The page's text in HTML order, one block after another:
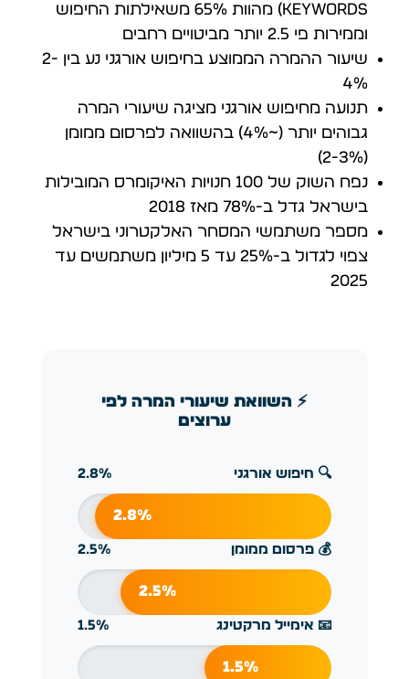
keywords) מהוות 65% משאילתות החיפוש
וממירות פי 2.5 יותר מביטויים רחבים
שיעור ההמרה הממוצע בחיפוש אורגני נע בין 2-
4%
תנועה מחיפוש אורגני מציגה שיעורי המרה
גבוהים יותר (~4%) בהשוואה לפרסום ממומן
(2-3%)
נפח השוק של 100 חנויות האיקומרס המובילות
בישראל גדל ב-78% מאז 2018
מספר משתמשי המסחר האלקטרוני בישראל
צפוי לגדול ב-25% עד 5 מיליון משתמשים עד
2025
⚡ השוואת שיעורי המרה לפי
ערוצים
🔍 חיפוש אורגני 2.8%
2.8%
💰 פרסום ממומן 2.5%
2.5%
📧 אימייל מרקטינג 1.5%
1.5%